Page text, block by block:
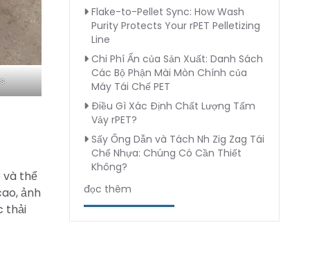
và thể
ảnh
thải
Flake-to-Pellet Sync: How Wash
Purity Protects Your rPET Pelletizing
Line
Chi Phí Ẩn của Sản Xuất: Danh Sách
Các Bộ Phận Mài Mòn Chính của
Máy Tái Chế PET
Điều Gì Xác Định Chất Lượng Tấm
Vảy rPET?
Sấy Ống Dẫn và Tách Nh Zig Zag Tái
Chế Nhựa: Chúng Có Cần Thiết
Không?
đọc thêm